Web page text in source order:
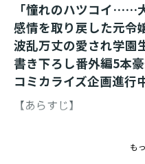
「憧れのハツコイ……
感情を取り戻した元
波乱万丈の愛され学園
書き下ろし番外編5本豪
コミカライズ企画進行
【あらすじ】
は、好きな人アレクシス
も